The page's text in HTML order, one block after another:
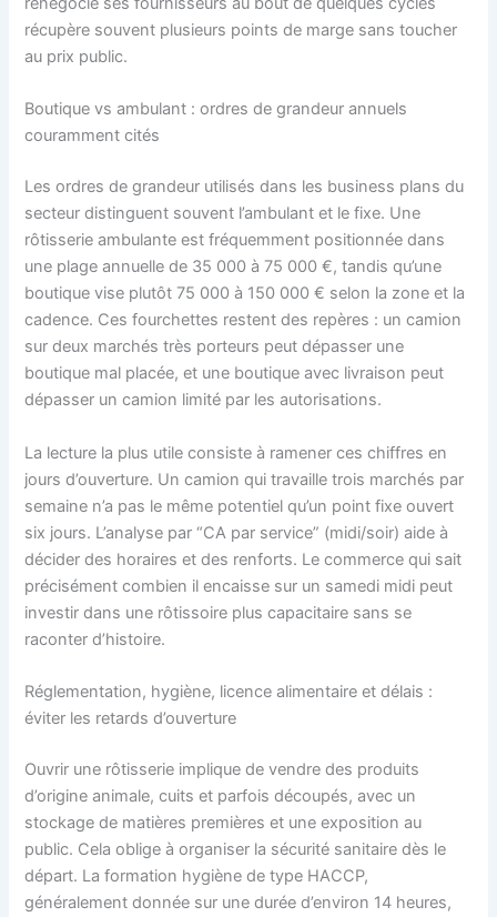
récupère souvent plusieurs points de marge sans toucher
au prix public.
Boutique vs ambulant : ordres de grandeur annuels
couramment cités
Les ordres de grandeur utilisés dans les business plans du
secteur distinguent souvent l’ambulant et le fixe. Une
rôtisserie ambulante est fréquemment positionnée dans
une plage annuelle de 35 000 à 75 000 €, tandis qu’une
boutique vise plutôt 75 000 à 150 000 € selon la zone et la
cadence. Ces fourchettes restent des repères : un camion
sur deux marchés très porteurs peut dépasser une
boutique mal placée, et une boutique avec livraison peut
dépasser un camion limité par les autorisations.
La lecture la plus utile consiste à ramener ces chiffres en
jours d’ouverture. Un camion qui travaille trois marchés par
semaine n’a pas le même potentiel qu’un point fixe ouvert
six jours. L’analyse par “CA par service” (midi/soir) aide à
décider des horaires et des renforts. Le commerce qui sait
précisément combien il encaisse sur un samedi midi peut
investir dans une rôtissoire plus capacitaire sans se
raconter d’histoire.
Réglementation, hygiène, licence alimentaire et délais :
éviter les retards d’ouverture
Ouvrir une rôtisserie implique de vendre des produits
d’origine animale, cuits et parfois découpés, avec un
stockage de matières premières et une exposition au
public. Cela oblige à organiser la sécurité sanitaire dès le
départ. La formation hygiène de type HACCP,
généralement donnée sur une durée d’environ 14 heures,